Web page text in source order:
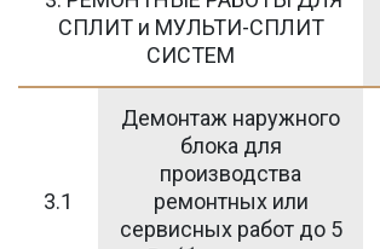
СПЛИТ и МУЛЬТИ-СПЛИТ
СИСТЕМ
3.1
Демонтаж наружного
блока для
производства
ремонтных или
сервисных работ до 5